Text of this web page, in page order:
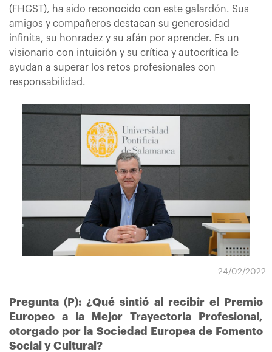
(FHGST), ha sido reconocido con este galardón. Sus
amigos y compañeros destacan su generosidad
infinita, su honradez y su afán por aprender. Es un
visionario con intuición y su crítica y autocrítica le
ayudan a superar los retos profesionales con
responsabilidad.
24/02/2022
Pregunta (P): ¿Qué sintió al recibir el Premio
Europeo a la Mejor Trayectoria Profesional,
otorgado por la Sociedad Europea de Fomento
Social y Cultural?